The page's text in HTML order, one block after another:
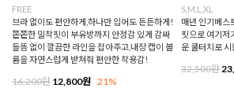
FREE
브라 없이도 편안하게,하나만 입어도 든든하게!
쫀쫀한 밀착핏이 부유방까지 안정감 있게 감싸
들뜸 없이 깔끔한 라인을 잡아주고,내장 캡이 볼
륨을 자연스럽게 받쳐줘 편안한 착용감!
16,200원 12,800원 21%
S,M,L,XL
매년 인기베스
핏으로 여기저
운 쿨터치로
32,500원